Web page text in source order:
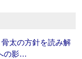
骨太の方針を読み解
の影…